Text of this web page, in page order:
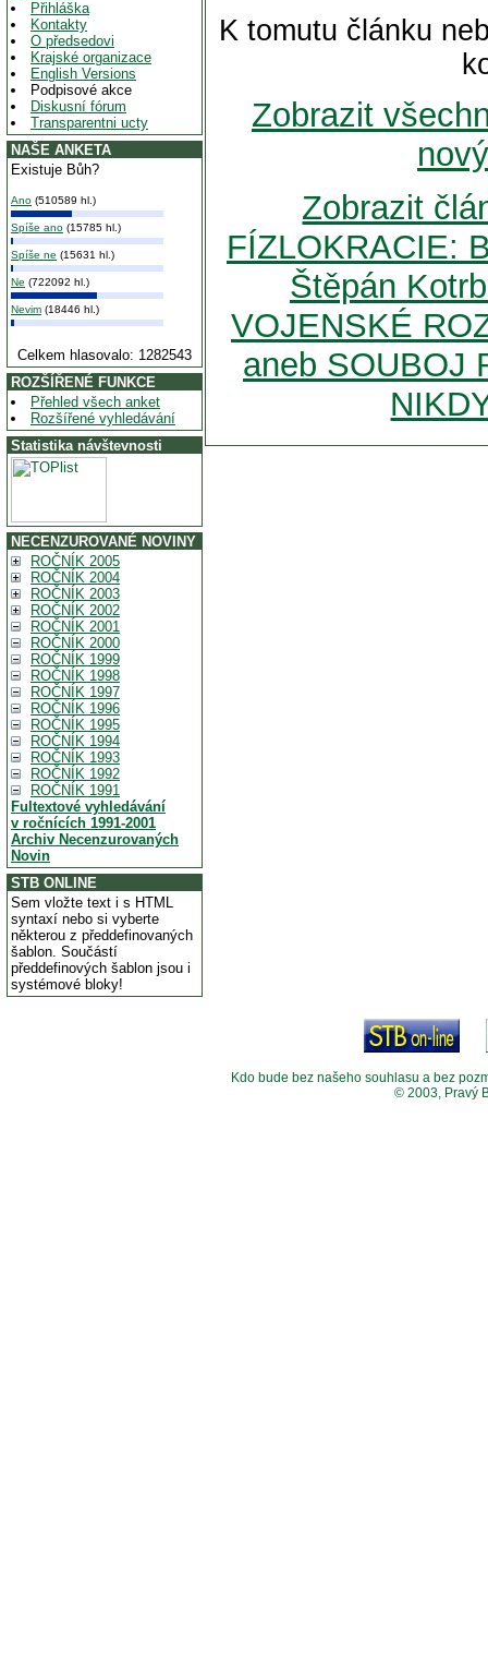
Přihláška
Kontakty
O předsedovi
Krajské organizace
English Versions
Podpisové akce
Diskusní fórum
Transparentni ucty
NAŠE ANKETA
Existuje Bůh?
Ano (510589 hl.)
Spíše ano (15785 hl.)
Spíše ne (15631 hl.)
Ne (722092 hl.)
Nevim (18446 hl.)
Celkem hlasovalo: 1282543
ROZŠÍŘENÉ FUNKCE
Přehled všech anket
Rozšířené vyhledávání
Statistika návštevnosti
NECENZUROVANÉ NOVINY
ROČNÍK 2005
ROČNÍK 2004
ROČNÍK 2003
ROČNÍK 2002
ROČNÍK 2001
ROČNÍK 2000
ROČNÍK 1999
ROČNÍK 1998
ROČNÍK 1997
ROČNÍK 1996
ROČNÍK 1995
ROČNÍK 1994
ROČNÍK 1993
ROČNÍK 1992
ROČNÍK 1991
Fultextové vyhledávání
v ročnících 1991-2001
Archiv Necenzurovaných
Novin
STB ONLINE
Sem vložte text i s HTML
syntaxí nebo si vyberte
některou z předdefinovaných
šablon. Součástí
předdefinových šablon jsou i
systémové bloky!
K tomutu článku
Zobrazit
Zobrazit
FÍZLOKRACIE:
Štěpán
VOJENSKÉ
aneb SOUBOJ
Kdo bude bez našeho souhlasu a bez
© 2003, Pravý